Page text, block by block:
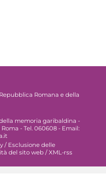
Romana e della
memoria garibaldina -
- Tel. 060608 - Email:
/ Esclusione delle
del sito web /XML-rss